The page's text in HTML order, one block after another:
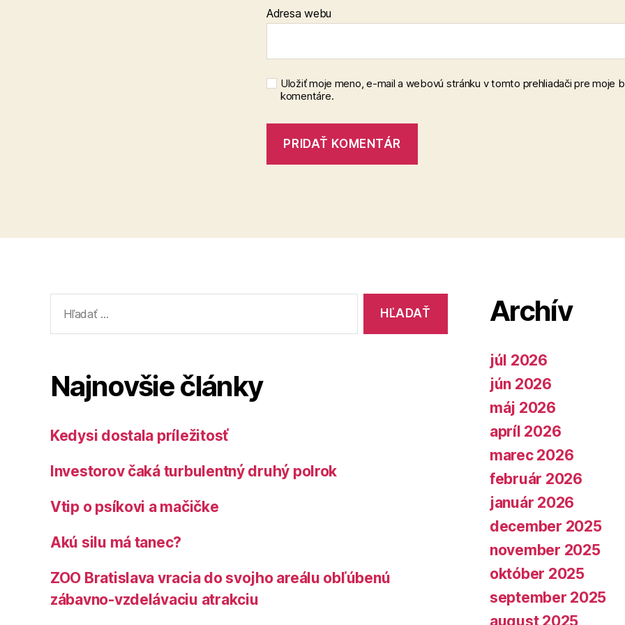
Adresa webu
Uložiť moje meno, e-mail a webovú stránku v tomto prehliadači pre moje
komentáre.
Najnovšie články
Kedysi dostala príležitosť
Investorov čaká turbulentný druhý polrok
Vtip o psíkovi a mačičke
Akú silu má tanec?
ZOO Bratislava vracia do svojho areálu obľúbenú
zábavno-vzdelávaciu atrakciu
Archív
júl 2026
jún 2026
máj 2026
apríl 2026
marec 2026
február 2026
január 2026
december 2025
november 2025
október 2025
september 2025
august 2025